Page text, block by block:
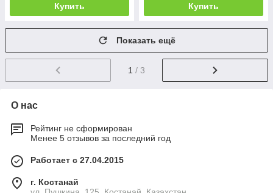
Купить Купить
Показать ещё
1 / 3
О нас
Рейтинг не сформирован
Менее 5 отзывов за последний год
Работает с 27.04.2015
г. Костанай